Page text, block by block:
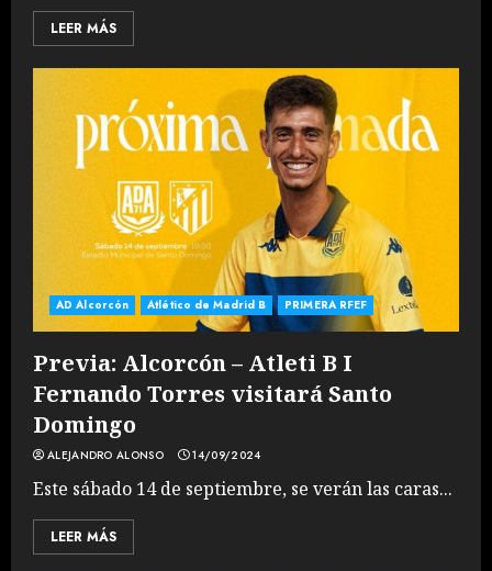
LEER MÁS
AD Alcorcón Atlético de Madrid B PRIMERA RFEF
Previa: Alcorcón – Atleti B I
Fernando Torres visitará Santo
Domingo
ALEJANDRO ALONSO 14/09/2024
Este sábado 14 de septiembre, se verán las caras...
LEER MÁS